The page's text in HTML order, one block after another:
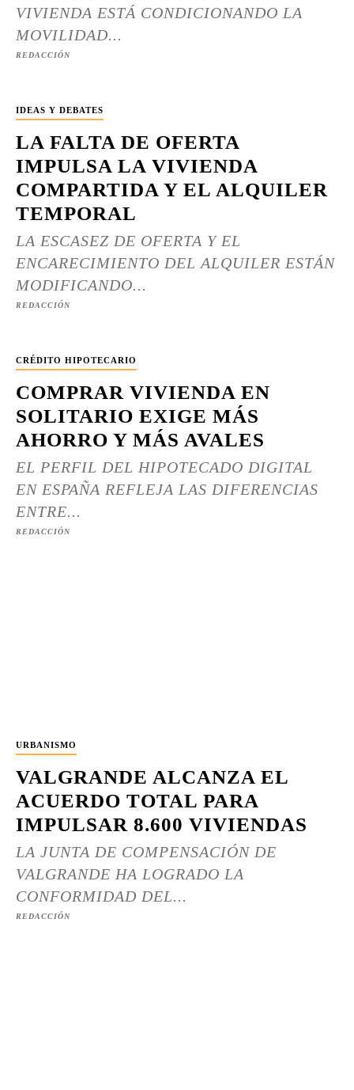
VIVIENDA ESTÁ CONDICIONANDO LA
MOVILIDAD...
REDACCIÓN
IDEAS Y DEBATES
LA FALTA DE OFERTA
IMPULSA LA VIVIENDA
COMPARTIDA Y EL ALQUILER
TEMPORAL
LA ESCASEZ DE OFERTA Y EL
ENCARECIMIENTO DEL ALQUILER ESTÁN
MODIFICANDO...
REDACCIÓN
CRÉDITO HIPOTECARIO
COMPRAR VIVIENDA EN
SOLITARIO EXIGE MÁS
AHORRO Y MÁS AVALES
EL PERFIL DEL HIPOTECADO DIGITAL
EN ESPAÑA REFLEJA LAS DIFERENCIAS
ENTRE...
REDACCIÓN
URBANISMO
VALGRANDE ALCANZA EL
ACUERDO TOTAL PARA
IMPULSAR 8.600 VIVIENDAS
LA JUNTA DE COMPENSACIÓN DE
VALGRANDE HA LOGRADO LA
CONFORMIDAD DEL...
REDACCIÓN